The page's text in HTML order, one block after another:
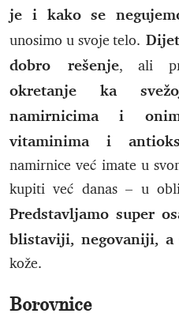
je i kako se
unosimo u svoje telo.
dobro rešenje, ali
okretanje ka
namirnicima i
vitaminima i
namirnice već imate u
kupiti već danas – u
Predstavljamo super
blistaviji, negovaniji,
kože.
Borovnice